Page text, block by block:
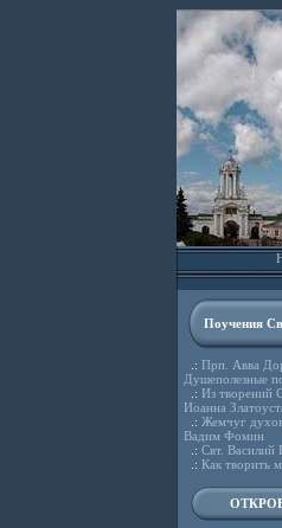
Поучения
.: Прп. Авва
Душеполезные
.: Из творений
Иоанна
.: Жемчуг
Вадим Фомин
.: Свт. Василий
.: Как творить